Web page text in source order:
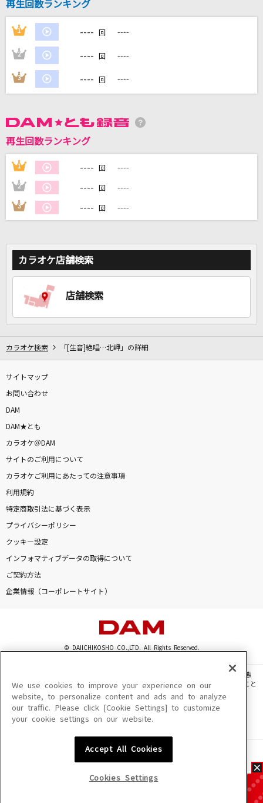
カラオケをもっと楽しもう！
自宅でカラオケ歌い放題！
再生回数ランキング
1 ---- 回 ----
2 ---- 回 ----
3 ---- 回 ----
再生回数ランキング
1 ---- 回 ----
2 ---- 回 ----
3 ---- 回 ----
カラオケ店舗検索
店舗検索
カラオケ検索 「[生音]絶唱…北岬」の詳細
サイトマップ
お問い合わせ
DAM
DAM★とも
カラオケ＠DAM
サイトのご利用について
カラオケご利用にあたっての注意事項
利用規約
特定商取引法に基づく表示
プライバシーポリシー
クッキー設定
インフォマティブデータの取得について
ご契約方法
企業情報（コーポレートサイト）
© DAIICHIKOSHO CO.,LTD. All Rights Reserved.
このサイトに掲載されている一切の文章・画像・写真・動画・音声等を、手段や形態
を問わず、著作権法の定める範囲を超えて無断で複製、転載、ファイル化などすること
を禁じます。
楽曲及びコンテンツは、機種によりご利用いただけない場合があります。
楽曲及びコンテンツの配信日、配信内容が変更になる場合があります。
We use cookies to improve your experience on our
website, to personalize content and ads and to analyze
our traffic. Please click [Cookie Settings] to customize
your cookie settings on our website.
Accept All Cookies
Cookies Settings